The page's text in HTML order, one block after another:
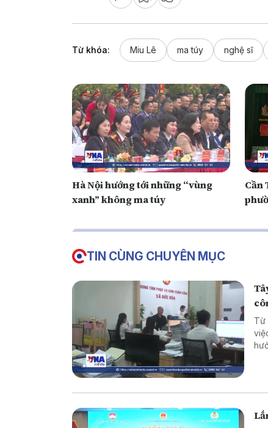
Từ khóa: Miu Lê ma túy nghệ sĩ
Hà Nội hướng tới những “vùng
xanh” không ma túy
Cần
TIN CÙNG CHUYÊN MỤC
Từ